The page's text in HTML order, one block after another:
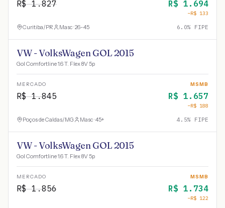
R$1.827 R$ 1.694
−R$ 133
Curitiba/PR Masc · 26-45 6.0% FIPE
VW - VolksWagen GOL 2015
Gol Comfortline 1.6 T. Flex 8V 5p
MERCADO
R$1.845
MSMB
R$ 1.657
−R$ 188
Poços de Caldas/MG Masc · 45+ 4.5% FIPE
VW - VolksWagen GOL 2015
Gol Comfortline 1.6 T. Flex 8V 5p
MERCADO
R$1.856
MSMB
R$ 1.734
−R$ 122